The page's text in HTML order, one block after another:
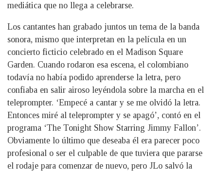
mediática que no llega a celebrarse.
Los cantantes han grabado juntos un tema de la banda
sonora, mismo que interpretan en la película en un
concierto ficticio celebrado en el Madison Square
Garden. Cuando rodaron esa escena, el colombiano
todavía no había podido aprenderse la letra, pero
confiaba en salir airoso leyéndola sobre la marcha en el
teleprompter. ‘Empecé a cantar y se me olvidó la letra.
Entonces miré al teleprompter y se apagó’, contó en el
programa ‘The Tonight Show Starring Jimmy Fallon’.
Obviamente lo último que deseaba él era parecer poco
profesional o ser el culpable de que tuviera que pararse
el rodaje para comenzar de nuevo, pero JLo salvó la